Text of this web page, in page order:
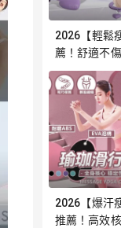
2026【輕鬆
薦！舒適不
2026【爆汗
推薦！高效